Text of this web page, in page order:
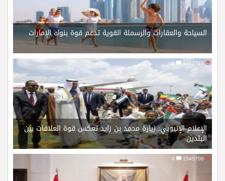
السياحة والعقارات والرسملة القوية تدعم قوة بنوك الإمارات
1482711
0
الإعلام الإثيوبي: زيارة محمد بن زايد تعكس قوة العلاقات بين
البلدين